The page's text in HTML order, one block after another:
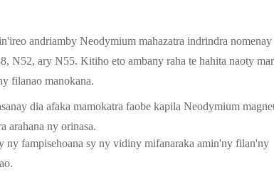
andriamby Neodymium mahazatra indrindra
N52, ary N55. Kitiho eto ambany raha te hahita naoty
filanao manokana.
dia afaka mamokatra faobe kapila Neodymium
arahana ny orinasa.
ny fampisehoana sy ny vidiny mifanaraka amin'ny filan'ny